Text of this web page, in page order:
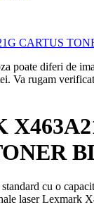
poate diferi de
Va rugam
cu o
laser Lexmark